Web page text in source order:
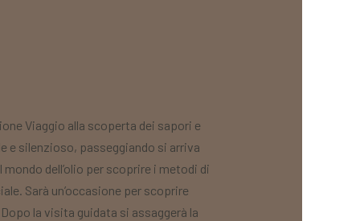
Viaggio alla scoperta dei sapori e
e silenzioso, passeggiando si arriva
dell’olio per scoprire i metodi di
Sarà un’occasione per scoprire
la visita guidata si assaggerà la